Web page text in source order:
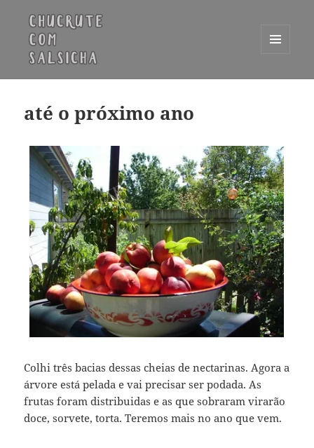
WIDGETS
até o próximo ano
Colhi três bacias dessas cheias de nectarinas. Agora a
árvore está pelada e vai precisar ser podada. As
frutas foram distribuidas e as que sobraram virarão
doce, sorvete, torta. Teremos mais no ano que vem.